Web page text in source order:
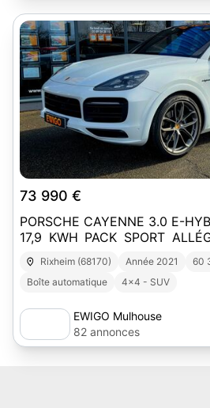
73 990 €
PORSCHE CAYENNE 3.0 E-
17,9 KWH PACK SPORT
rétractable électrique
Rixheim (68170) Année 2021
60
Boîte automatique
4x4 - SUV
EWIGO Mulhouse
82 annonces